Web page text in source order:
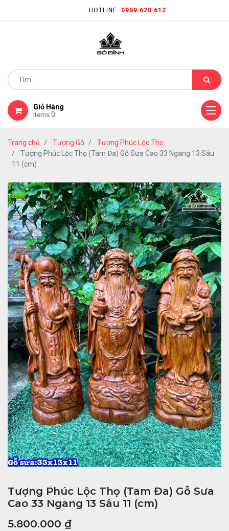
HOTLINE: 0909 620 612
Giỏ Hàng
Items 0
Trang chủ Tượng Gỗ
Tượng Phúc Lộc Thọ
Tượng Phúc Lộc Thọ (Tam Đa) Gỗ Sưa Cao 33 Ngang 13 Sâu
11 (cm)
Tượng Phúc Lộc Thọ (Tam Đa) Gỗ Sưa
Cao 33 Ngang 13 Sâu 11 (cm)
5.800.000 ₫